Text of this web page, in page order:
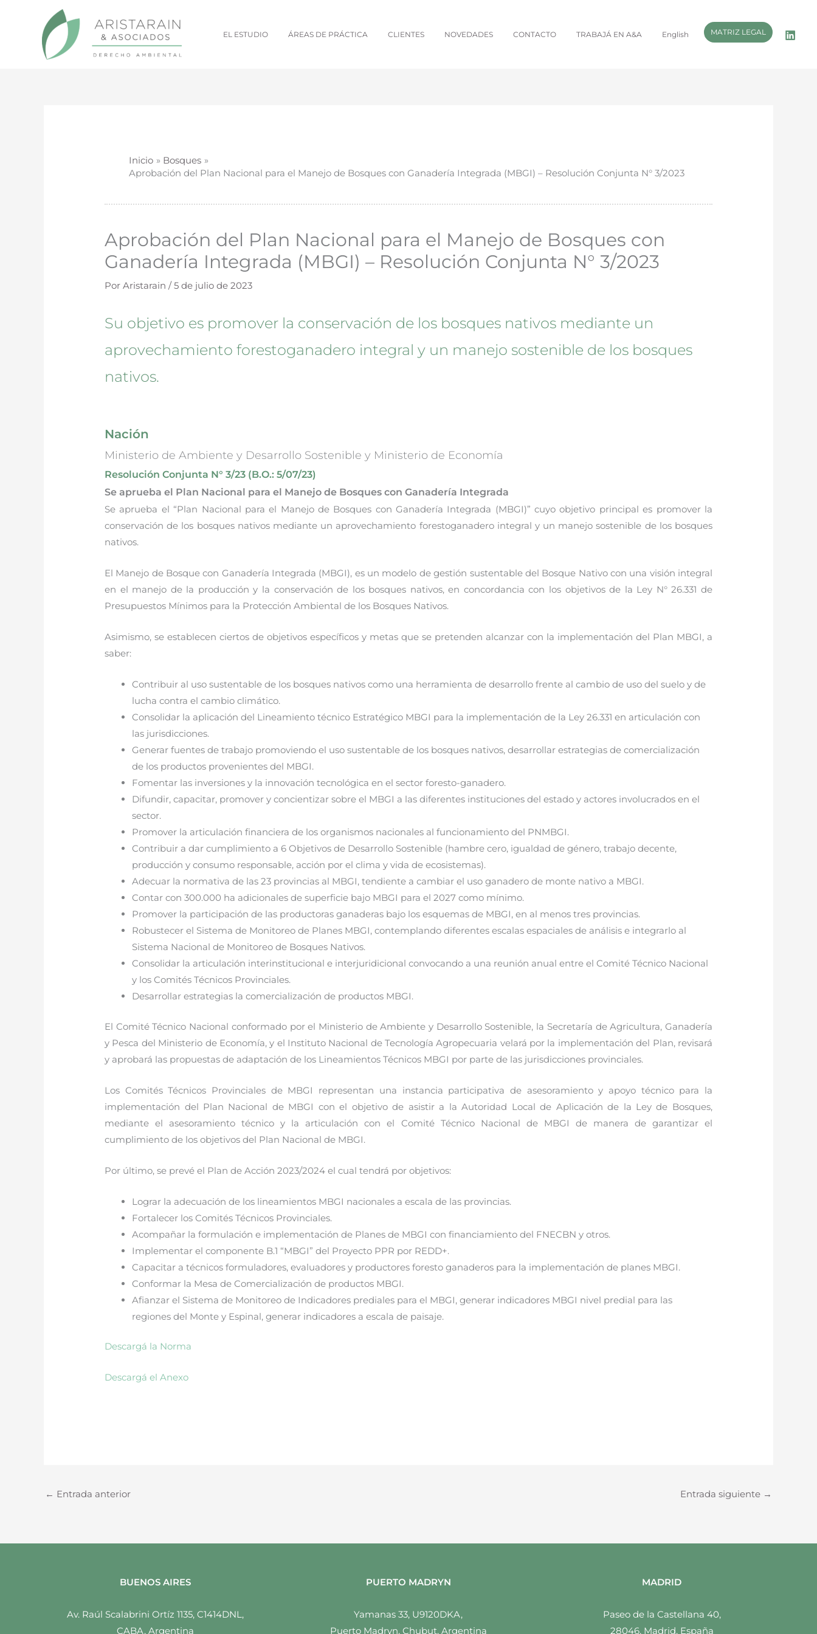
contenido
EL ESTUDIO ÁREAS DE PRÁCTICA CLIENTES NOVEDADES CONTACTO TRABAJÁ EN A&A English MATRIZ LEGAL
Inicio
Bosques
Aprobación del Plan Nacional para el Manejo de Bosques con Ganadería Integrada (MBGI) – Resolución Conjunta N° 3/2023
Aprobación del Plan Nacional para el Manejo de Bosques con
Ganadería Integrada (MBGI) – Resolución Conjunta N° 3/2023
PorAristarain/5 de julio de 2023
Su objetivo es promover la conservación de los bosques nativos mediante un
aprovechamiento forestoganadero integral y un manejo sostenible de los bosques
nativos.
Nación
Ministerio de Ambiente y Desarrollo Sostenible y Ministerio de Economía
Resolución Conjunta N° 3/23 (B.O.: 5/07/23)
Se aprueba el Plan Nacional para el Manejo de Bosques con Ganadería Integrada
Se aprueba el “Plan Nacional para el Manejo de Bosques con Ganadería Integrada (MBGI)” cuyo objetivo principal es promover la
conservación de los bosques nativos mediante un aprovechamiento forestoganadero integral y un manejo sostenible de los bosques
nativos.
El Manejo de Bosque con Ganadería Integrada (MBGI), es un modelo de gestión sustentable del Bosque Nativo con una visión integral
en el manejo de la producción y la conservación de los bosques nativos, en concordancia con los objetivos de la Ley N° 26.331 de
Presupuestos Mínimos para la Protección Ambiental de los Bosques Nativos.
Asimismo, se establecen ciertos de objetivos específicos y metas que se pretenden alcanzar con la implementación del Plan MBGI, a
saber:
Contribuir al uso sustentable de los bosques nativos como una herramienta de desarrollo frente al cambio de uso del suelo y de
lucha contra el cambio climático.
Consolidar la aplicación del Lineamiento técnico Estratégico MBGI para la implementación de la Ley 26.331 en articulación con
las jurisdicciones.
Generar fuentes de trabajo promoviendo el uso sustentable de los bosques nativos, desarrollar estrategias de comercialización
de los productos provenientes del MBGI.
Fomentar las inversiones y la innovación tecnológica en el sector foresto-ganadero.
Difundir, capacitar, promover y concientizar sobre el MBGI a las diferentes instituciones del estado y actores involucrados en el
sector.
Promover la articulación financiera de los organismos nacionales al funcionamiento del PNMBGI.
Contribuir a dar cumplimiento a 6 Objetivos de Desarrollo Sostenible (hambre cero, igualdad de género, trabajo decente,
producción y consumo responsable, acción por el clima y vida de ecosistemas).
Adecuar la normativa de las 23 provincias al MBGI, tendiente a cambiar el uso ganadero de monte nativo a MBGI.
Contar con 300.000 ha adicionales de superficie bajo MBGI para el 2027 como mínimo.
Promover la participación de las productoras ganaderas bajo los esquemas de MBGI, en al menos tres provincias.
Robustecer el Sistema de Monitoreo de Planes MBGI, contemplando diferentes escalas espaciales de análisis e integrarlo al
Sistema Nacional de Monitoreo de Bosques Nativos.
Consolidar la articulación interinstitucional e interjuridicional convocando a una reunión anual entre el Comité Técnico Nacional
y los Comités Técnicos Provinciales.
Desarrollar estrategias la comercialización de productos MBGI.
El Comité Técnico Nacional conformado por el Ministerio de Ambiente y Desarrollo Sostenible, la Secretaría de Agricultura, Ganadería
y Pesca del Ministerio de Economía, y el Instituto Nacional de Tecnología Agropecuaria velará por la implementación del Plan, revisará
y aprobará las propuestas de adaptación de los Lineamientos Técnicos MBGI por parte de las jurisdicciones provinciales.
Los Comités Técnicos Provinciales de MBGI representan una instancia participativa de asesoramiento y apoyo técnico para la
implementación del Plan Nacional de MBGI con el objetivo de asistir a la Autoridad Local de Aplicación de la Ley de Bosques,
mediante el asesoramiento técnico y la articulación con el Comité Técnico Nacional de MBGI de manera de garantizar el
cumplimiento de los objetivos del Plan Nacional de MBGI.
Por último, se prevé el Plan de Acción 2023/2024 el cual tendrá por objetivos:
Lograr la adecuación de los lineamientos MBGI nacionales a escala de las provincias.
Fortalecer los Comités Técnicos Provinciales.
Acompañar la formulación e implementación de Planes de MBGI con financiamiento del FNECBN y otros.
Implementar el componente B.1 “MBGI” del Proyecto PPR por REDD+.
Capacitar a técnicos formuladores, evaluadores y productores foresto ganaderos para la implementación de planes MBGI.
Conformar la Mesa de Comercialización de productos MBGI.
Afianzar el Sistema de Monitoreo de Indicadores prediales para el MBGI, generar indicadores MBGI nivel predial para las
regiones del Monte y Espinal, generar indicadores a escala de paisaje.
Descargá la Norma
Descargá el Anexo
← Entrada anterior Entrada siguiente →
BUENOS AIRES
Av. Raúl Scalabrini Ortíz 1135, C1414DNL,
CABA, Argentina
PUERTO MADRYN
Yamanas 33, U9120DKA,
Puerto Madryn, Chubut, Argentina
MADRID
Paseo de la Castellana 40,
28046, Madrid, España